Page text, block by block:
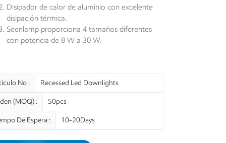
Disipador de calor de aluminio con excelente
disipación térmica.
Seenlamp proporciona 4 tamaños diferentes
con potencia de 8 W a 30 W.
No : Recessed Led Downlights
(MOQ) : 50pcs
De Espera : 10-20Days